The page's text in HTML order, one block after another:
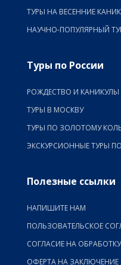
ТУРЫ НА ВЕСЕННИЕ
НАУЧНО-ПОПУЛЯРНЫЙ
Туры по России
РОЖДЕСТВО И КАНИКУЛЫ
ТУРЫ В МОСКВУ
ТУРЫ ПО ЗОЛОТОМУ
ЭКСКУРСИОННЫЕ ТУРЫ
Полезные ссылки
НАПИШИТЕ НАМ
ПОЛЬЗОВАТЕЛЬСКОЕ
СОГЛАСИЕ НА
ОФЕРТА НА